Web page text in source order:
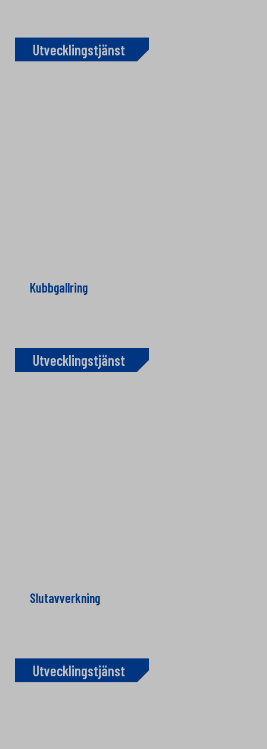
Utvecklingstjänst
Kubbgallring
Utvecklingstjänst
Slutavverkning
Utvecklingstjänst